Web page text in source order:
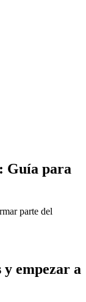
Guía para
parte del
empezar a